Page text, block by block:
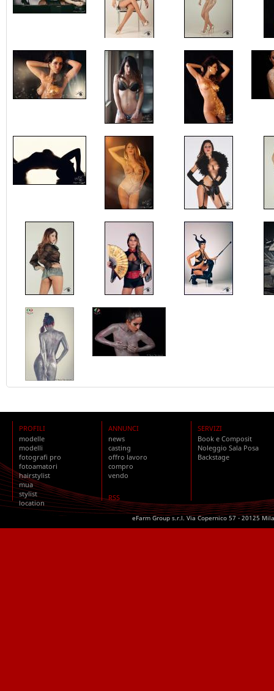
PROFILI
modelle
modelli
fotografi pro
fotoamatori
hairstylist
mua
stylist
location
ANNUNCI
news
casting
offro lavoro
compro
vendo
RSS
SERVIZI
Book e Composit
Noleggio Sala Posa
Backstage
eFarm Group s.r.l. Via Copernico 57 - 20125